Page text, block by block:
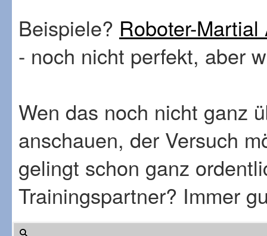
Beispiele? Roboter-Martial
- noch nicht perfekt, aber
Wen das noch nicht ganz
anschauen, der Versuch
gelingt schon ganz
Trainingspartner? Immer